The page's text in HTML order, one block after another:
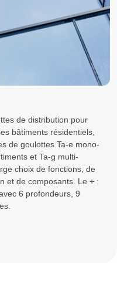
de distribution pour
bâtiments résidentiels,
de goulottes Ta-e mono-
et Ta-g multi-
choix de fonctions, de
et de composants. Le + :
6 profondeurs, 9